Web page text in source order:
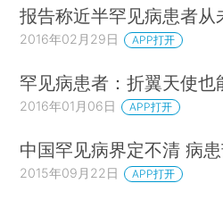
报告称近半罕见病患者从
2016年02月29日 APP打开
罕见病患者：折翼天使也
2016年01月06日 APP打开
中国罕见病界定不清 病
2015年09月22日 APP打开